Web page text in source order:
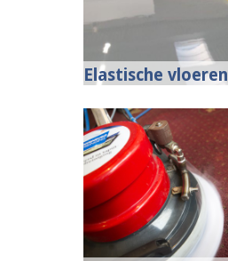
Elastische vloeren